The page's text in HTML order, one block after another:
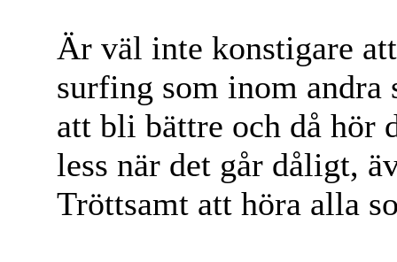
Är väl inte konstigare
surfing som inom andra
att bli bättre och då hör
less när det går dåligt,
Tröttsamt att höra alla